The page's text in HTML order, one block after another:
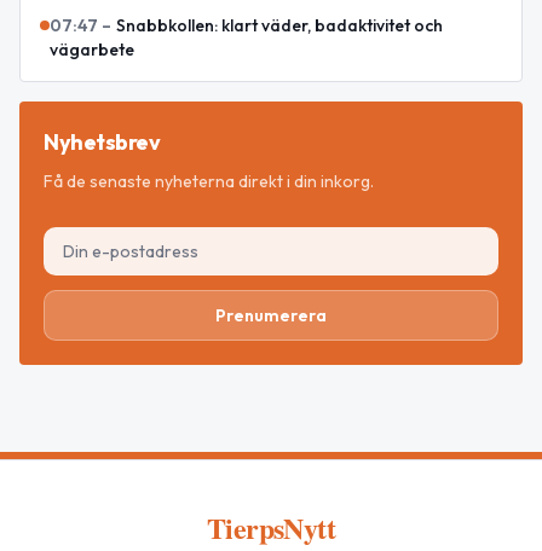
07:47 – Snabbkollen: klart väder, badaktivitet och
vägarbete
Nyhetsbrev
Få de senaste nyheterna direkt i din inkorg.
Prenumerera
TierpsNytt